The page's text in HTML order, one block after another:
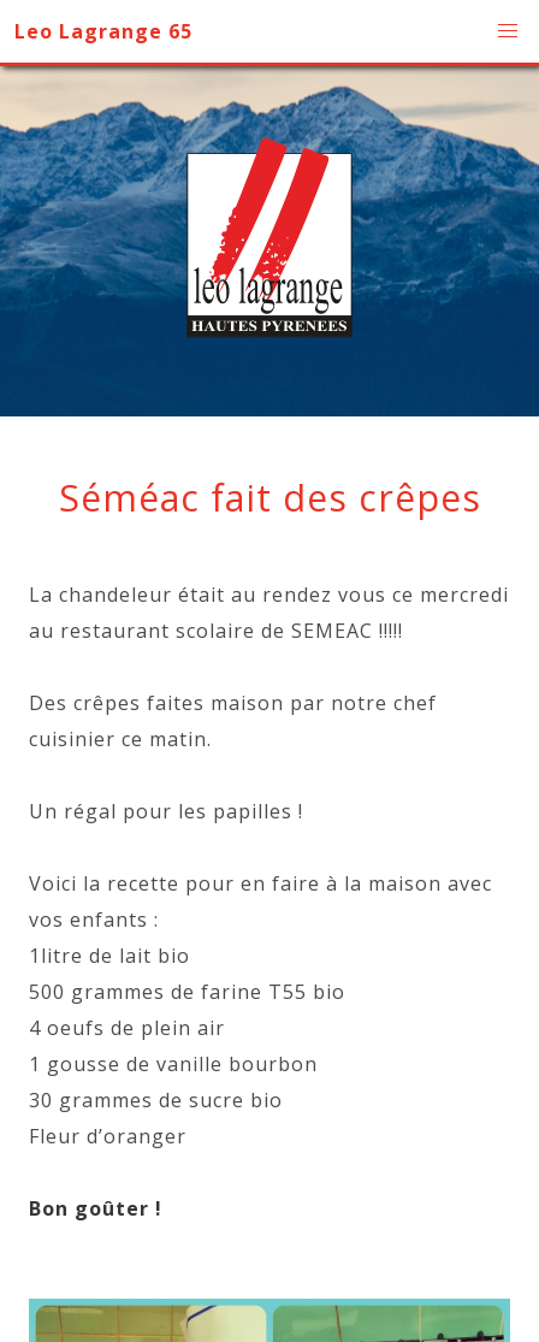
Leo Lagrange 65
Séméac fait des crêpes
La chandeleur était au rendez vous ce mercredi
au restaurant scolaire de SEMEAC !!!!!
Des crêpes faites maison par notre chef
cuisinier ce matin.
Un régal pour les papilles !
Voici la recette pour en faire à la maison avec
vos enfants :
1litre de lait bio
500 grammes de farine T55 bio
4 oeufs de plein air
1 gousse de vanille bourbon
30 grammes de sucre bio
Fleur d’oranger
Bon goûter !